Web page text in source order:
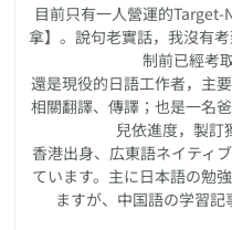
目前只有一人營運的
拿】。說句老實話，我沒有
制前已經考
還是現役的日語工作者，主
相關翻譯、傳譯；也是一名
兒依進度，製訂
香港出身、広東語ネイティ
ています。主に日本語の勉
ますが、中国語の学習記